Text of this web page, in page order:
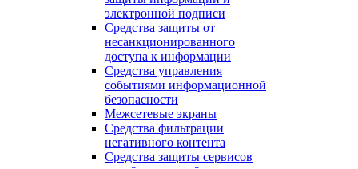
электронной подписи
Средства защиты от
несанкционированного
доступа к информации
Средства управления
событиями информационной
безопасности
Межсетевые экраны
Средства фильтрации
негативного контента
Средства защиты сервисов